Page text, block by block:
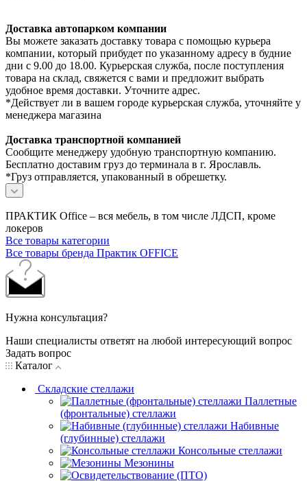
Доставка автопарком компании
Вы можете заказать доставку товара с помощью курьера
компании, который прибудет по указанному адресу в будние
дни с 9.00 до 18.00. Курьерская служба, после поступления
товара на склад, свяжется с вами и предложит выбрать
удобное время доставки. Уточните адрес.
*Действует ли в вашем городе курьерская служба, уточняйте у
менеджера магазина
Доставка транспортной компанией
Сообщите менеджеру удобную транспортную компанию.
Бесплатно доставим груз до терминала в г. Ярославль.
*Груз отправляется, упакованный в обрешетку.
ПРАКТИК Office – вся мебель, в том числе ЛДСП, кроме
локеров
Все товары категории
Все товары бренда Практик OFFICE
Нужна консультация?
Наши специалисты ответят на любой интересующий вопрос
Задать вопрос
Каталог
Складские стеллажи
Паллетные
(фронтальные) стеллажи
Набивные
(глубинные) стеллажи
Консольные стеллажи
Мезонины